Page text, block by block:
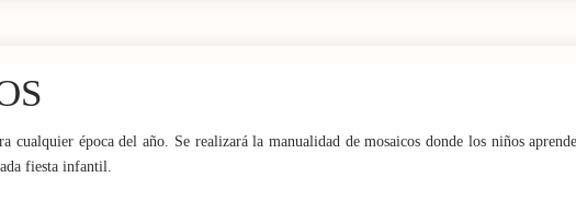
cualquier época del año. Se realizará la manualidad de mosaicos donde los niños
fiesta infantil.